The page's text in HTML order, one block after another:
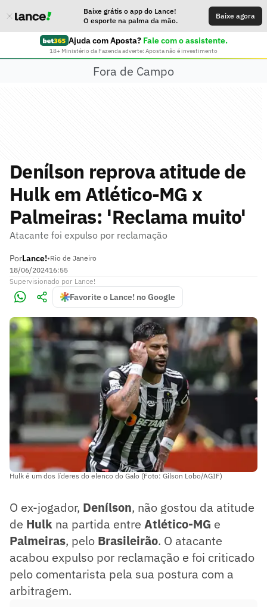
Baixe grátis o app do Lance!
O esporte na palma da mão.
Baixe agora
Ajuda com Aposta? Fale com o assistente.
18+ Ministério da Fazenda adverte: Aposta não é investimento
Fora de Campo
Denílson reprova atitude de
Hulk em Atlético-MG x
Palmeiras: 'Reclama muito'
Atacante foi expulso por reclamação
PorLance!•Rio de Janeiro
18/06/202416:55
Supervisionado por Lance!
Favorite o Lance! no Google
Hulk é um dos líderes do elenco do Galo (Foto: Gilson Lobo/AGIF)
O ex-jogador, Denílson, não gostou da atitude
de Hulk na partida entre Atlético-MG e
Palmeiras, pelo Brasileirão. O atacante
acabou expulso por reclamação e foi criticado
pelo comentarista pela sua postura com a
arbitragem.